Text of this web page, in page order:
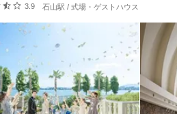
口コミ評価
3.9 石山駅 / 式場・ゲストハウス